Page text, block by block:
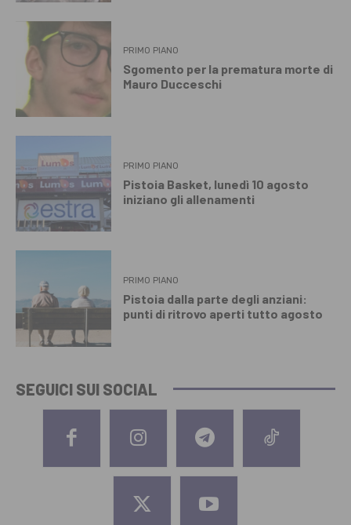
PRIMO PIANO
Sgomento per la prematura morte di
Mauro Ducceschi
PRIMO PIANO
Pistoia Basket, lunedì 10 agosto
iniziano gli allenamenti
PRIMO PIANO
Pistoia dalla parte degli anziani:
punti di ritrovo aperti tutto agosto
SEGUICI SUI SOCIAL